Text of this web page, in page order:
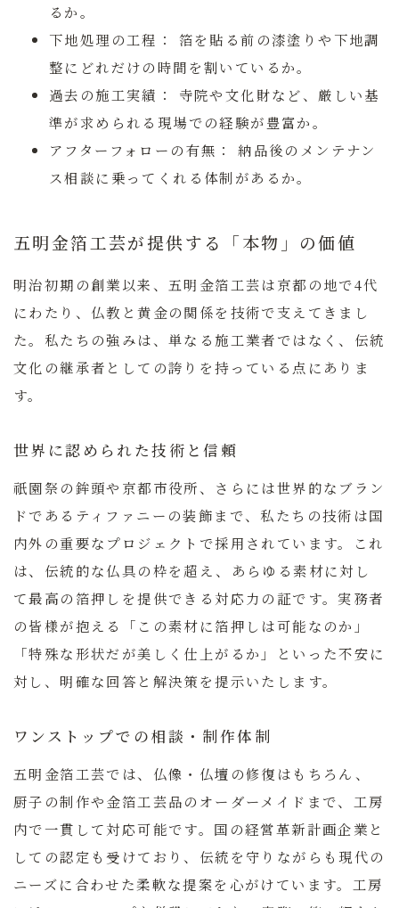
るか。
下地処理の工程：
箔を貼る前の漆塗りや下地調
整にどれだけの時間を割いているか。
過去の施工実績：
寺院や文化財など、厳しい基
準が求められる現場での経験が豊富か。
アフターフォローの有無：
納品後のメンテナン
ス相談に乗ってくれる体制があるか。
五明金箔工芸が提供する「本物」の価値
明治初期の創業以来、五明金箔工芸は京都の地で4代
にわたり、仏教と黄金の関係を技術で支えてきまし
た。私たちの強みは、単なる施工業者ではなく、伝統
文化の継承者としての誇りを持っている点にありま
す。
世界に認められた技術と信頼
祇園祭の鉾頭や京都市役所、さらには世界的なブラン
ドであるティファニーの装飾まで、私たちの技術は国
内外の重要なプロジェクトで採用されています。これ
は、伝統的な仏具の枠を超え、あらゆる素材に対し
て最高の箔押しを提供できる対応力の証です。実務者
の皆様が抱える「この素材に箔押しは可能なのか」
「特殊な形状だが美しく仕上がるか」といった不安に
対し、明確な回答と解決策を提示いたします。
ワンストップでの相談・制作体制
五明金箔工芸では、仏像・仏壇の修復はもちろん、
厨子の制作や金箔工芸品のオーダーメイドまで、工房
内で一貫して対応可能です。国の経営革新計画企業と
しての認定も受けており、伝統を守りながらも現代の
ニーズに合わせた柔軟な提案を心がけています。工房